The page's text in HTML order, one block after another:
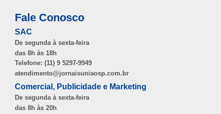
Fale Conosco
SAC
De segunda à sexta-feira
das 8h às 18h
Telefone: (11) 9 5297-9949
atendimento@jornaisuniaosp.com.br
Comercial, Publicidade e Marketing
De segunda à sexta-feira
das 8h às 20h